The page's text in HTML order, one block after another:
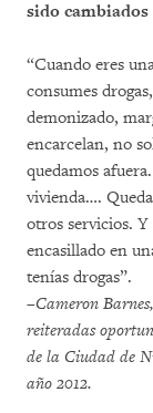
sido
“Cuando eres
consumes
demonizado,
encarcelan, no
quedamos
vivienda….
otros servicios.
encasillado en
tenías drogas”.
–Cameron
reiteradas
de la Ciudad de
año 2012.